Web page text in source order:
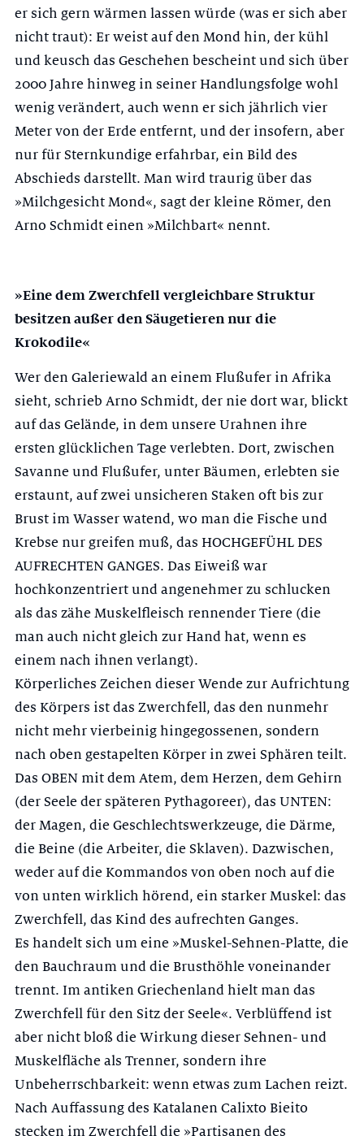
er sich gern wärmen lassen würde (was er sich aber
nicht traut): Er weist auf den Mond hin, der kühl
und keusch das Geschehen bescheint und sich über
2000 Jahre hinweg in seiner Handlungsfolge wohl
wenig verändert, auch wenn er sich jährlich vier
Meter von der Erde entfernt, und der insofern, aber
nur für Sternkundige erfahrbar, ein Bild des
Abschieds darstellt. Man wird traurig über das
»Milchgesicht Mond«, sagt der kleine Römer, den
Arno Schmidt einen »Milchbart« nennt.
»Eine dem Zwerchfell vergleichbare Struktur
besitzen außer den Säugetieren nur die
Krokodile«
Wer den Galeriewald an einem Flußufer in Afrika
sieht, schrieb Arno Schmidt, der nie dort war, blickt
auf das Gelände, in dem unsere Urahnen ihre
ersten glücklichen Tage verlebten. Dort, zwischen
Savanne und Flußufer, unter Bäu­men, erlebten sie
erstaunt, auf zwei unsicheren Staken oft bis zur
Brust im Wasser watend, wo man die Fische und
Krebse nur greifen muß, das HOCH­GEFÜHL DES
AUFRECHTEN GANGES. Das Eiweiß war
hochkonzentriert und angenehmer zu schlucken
als das zähe Muskelfleisch rennender Tiere (die
man auch nicht gleich zur Hand hat, wenn es
einem nach ihnen verlangt).
Körperliches Zeichen dieser Wende zur Aufrichtung
des Körpers ist das Zwerchfell, das den nunmehr
nicht mehr vierbeinig hingegossenen, sondern
nach oben gestapelten Körper in zwei Sphären teilt.
Das OBEN mit dem Atem, dem Herzen, dem Gehirn
(der Seele der späteren Pythagoreer), das UNTEN:
der Magen, die Geschlechtswerkzeuge, die Därme,
die Beine (die Ar­beiter, die Sklaven). Dazwischen,
weder auf die Kommandos von oben noch auf die
von unten wirklich hörend, ein starker Muskel: das
Zwerchfell, das Kind des aufrechten Ganges.
Es handelt sich um eine »Muskel-Sehnen-Platte, die
den Bauchraum und die Brusthöhle voneinander
trennt. Im antiken Griechenland hielt man das
Zwerchfell für den Sitz der Seele«. Verblüffend ist
aber nicht bloß die Wirkung dieser Sehnen- und
Muskelfläche als Trenner, sondern ihre
Unbeherrschbar­keit: wenn etwas zum Lachen reizt.
Nach Auffassung des Katalanen Calixto Bieito
stecken im Zwerchfell die »Partisanen des